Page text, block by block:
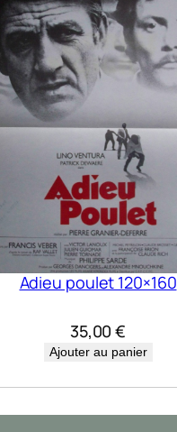
Adieu poulet 120×160
35,00€
Ajouter au panier